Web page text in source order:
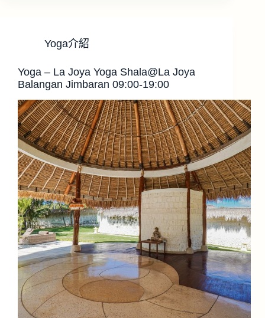
Yoga介紹
Yoga – La Joya Yoga Shala@La Joya
Balangan Jimbaran 09:00-19:00